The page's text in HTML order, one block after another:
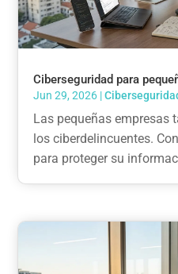
Ciberseguridad para
Jun 29, 2026 |
Las pequeñas empresas
los ciberdelincuentes.
para proteger su